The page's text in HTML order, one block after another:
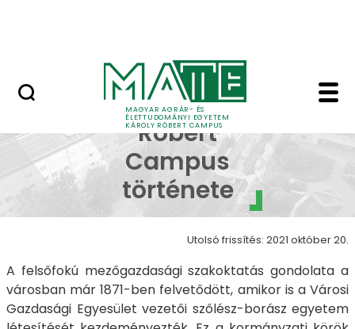
MAGYAR AGRÁR- ÉS
ÉLETTUDOMÁNYI EGYETEM
KÁROLY RÓBERT CAMPUS
A Károly Róbert
A Károly
Róbert
Campus
története
Utolsó frissítés: 2021 október 20.
A felsőfokú mezőgazdasági szakoktatás gondolata a
városban már 1871-ben felvetődött, amikor is a Városi
Gazdasági Egyesület vezetői szőlész-borász egyetem